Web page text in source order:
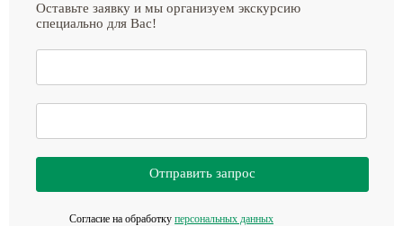
Оставьте заявку и мы организуем экскурсию
специально для Вас!
Отправить запрос
Согласие на обработку персональных данных